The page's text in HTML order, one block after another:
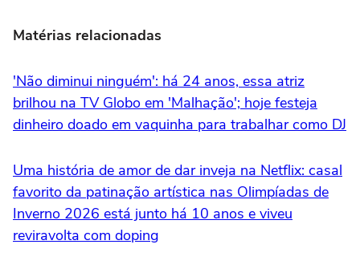
Matérias relacionadas
'Não diminui ninguém': há 24 anos, essa atriz
brilhou na TV Globo em 'Malhação'; hoje festeja
dinheiro doado em vaquinha para trabalhar como DJ
Uma história de amor de dar inveja na Netflix: casal
favorito da patinação artística nas Olimpíadas de
Inverno 2026 está junto há 10 anos e viveu
reviravolta com doping